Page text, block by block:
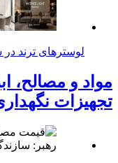
لوسترهای ترند در سال ۲۰۲۶
مواد و مصالح،
تجهیزات